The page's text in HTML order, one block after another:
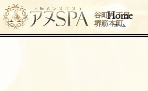
谷町九丁目
堺筋本町
Home
ホーム